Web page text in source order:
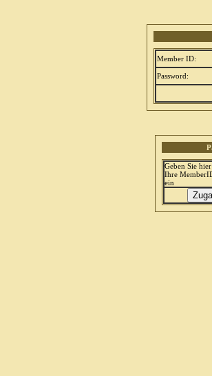
Member ID:
Password:
Geben Sie hier
Ihre
ein